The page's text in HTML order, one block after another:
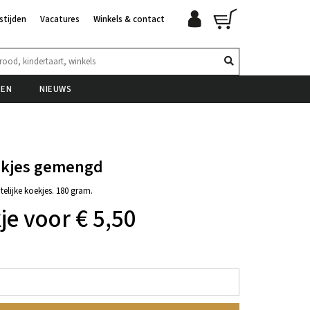
Vacatures Winkels & contact
NIEUWS
gemengd
koekjes. 180 gram.
voor € 5,50